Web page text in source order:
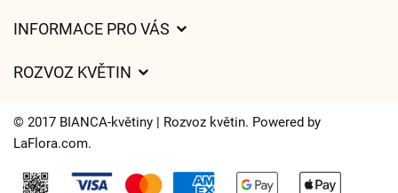
INFORMACE PRO VÁS
Pro firmy
Ochrana osobních údajů
Často kladené dotazy
ROZVOZ KVĚTIN
Kam doručujeme květiny
Kontakt
© 2017 BIANCA-květiny | Rozvoz květin. Powered by
LaFlora.com.